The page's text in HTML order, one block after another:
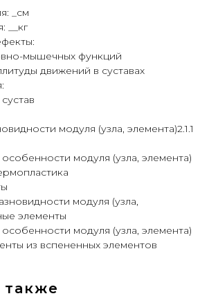
_см
__кг
мышечных функций
движений в суставах
модуля (узла, элемента)2.1.1
модуля (узла, элемента)
модуля (узла,
элементы
модуля (узла, элемента)
из вспененных элементов
мы свяжемся